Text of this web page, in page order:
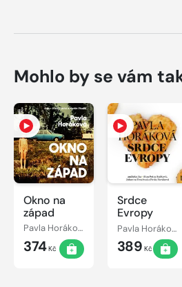
Mohlo by se vám
Okno na
západ
Pavla Horáková
374Kč
Srdce
Evropy
Pavla Horáková
389 Kč